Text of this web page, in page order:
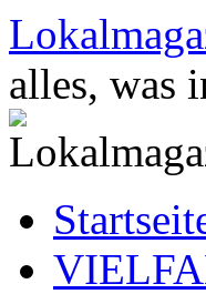
Zum
Inhalt
springen
alles, was